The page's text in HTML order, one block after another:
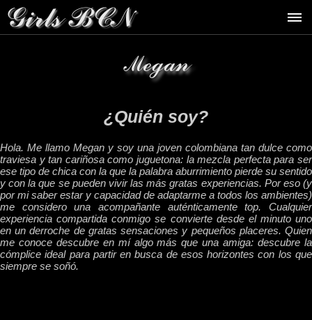
Megan
¿Quién soy?
Hola. Me llamo Megan y soy una joven colombiana tan dulce como
traviesa y tan cariñosa como juguetona: la mezcla perfecta para ser
ese tipo de chica con la que la palabra aburrimiento pierde su sentido
y con la que se pueden vivir las más gratas experiencias. Por eso (y
por mi saber estar y capacidad de adaptarme a todos los ambientes)
me considero una acompañante auténticamente top. Cualquier
experiencia compartida conmigo se convierte desde el minuto uno
en un derroche de gratas sensaciones y pequeños placeres. Quien
me conoce descubre en mí algo más que una amiga: descubre la
cómplice ideal para partir en busca de esos horizontes con los que
siempre se soñó.